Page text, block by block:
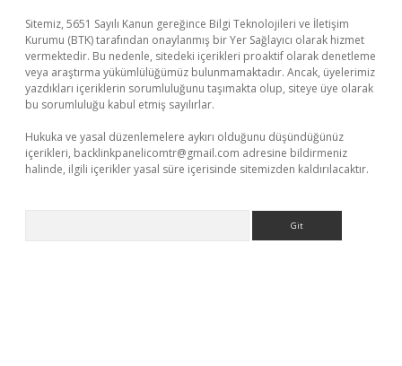
Sitemiz, 5651 Sayılı Kanun gereğince Bilgi Teknolojileri ve İletişim
Kurumu (BTK) tarafından onaylanmış bir Yer Sağlayıcı olarak hizmet
vermektedir. Bu nedenle, sitedeki içerikleri proaktif olarak denetleme
veya araştırma yükümlülüğümüz bulunmamaktadır. Ancak, üyelerimiz
yazdıkları içeriklerin sorumluluğunu taşımakta olup, siteye üye olarak
bu sorumluluğu kabul etmiş sayılırlar.
Hukuka ve yasal düzenlemelere aykırı olduğunu düşündüğünüz
içerikleri, backlinkpanelicomtr@gmail.com adresine bildirmeniz
halinde, ilgili içerikler yasal süre içerisinde sitemizden kaldırılacaktır.